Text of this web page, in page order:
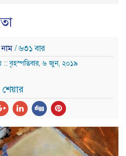
নাম / ৬৩১ বার
বৃহস্পতিবার, ৬ জুন, ২০১৯
শেয়ার